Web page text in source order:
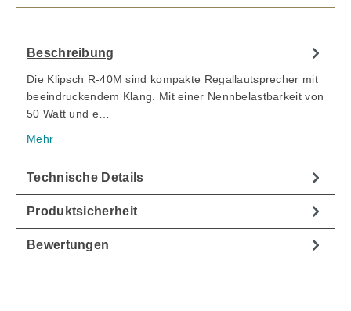
Beschreibung
Die Klipsch R-40M sind kompakte Regallautsprecher mit
beeindruckendem Klang. Mit einer Nennbelastbarkeit von
50 Watt und e…
Mehr
Technische Details
Produktsicherheit
Bewertungen